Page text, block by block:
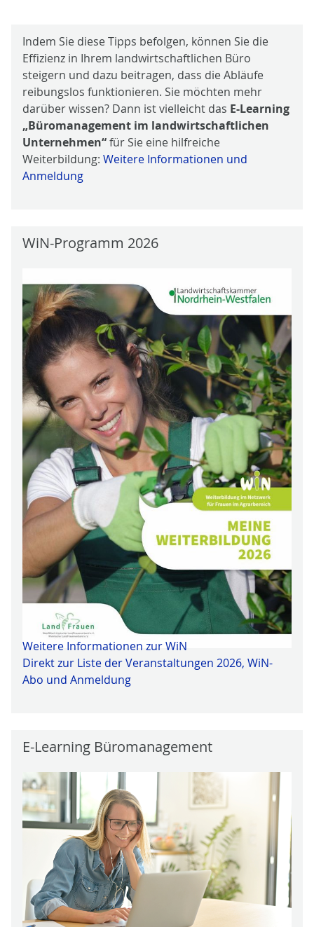
Indem Sie diese Tipps befolgen, können Sie die
Effizienz in Ihrem landwirtschaftlichen Büro
steigern und dazu beitragen, dass die Abläufe
reibungslos funktionieren. Sie möchten mehr
darüber wissen? Dann ist vielleicht das E-Learning
„Büromanagement im landwirtschaftlichen
Unternehmen“für Sie eine hilfreiche
Weiterbildung: Weitere Informationen und
Anmeldung
WiN-Programm 2026
Weitere Informationen zur WiN
Direkt zur Liste der Veranstaltungen 2026, WiN-
Abo und Anmeldung
E-Learning Büromanagement